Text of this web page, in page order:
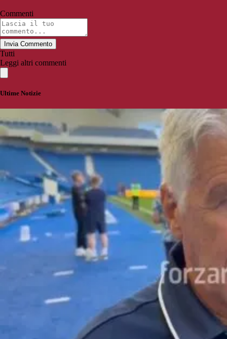
Commenti
Invia Commento
Tutti
Leggi altri commenti
Ultime Notizie